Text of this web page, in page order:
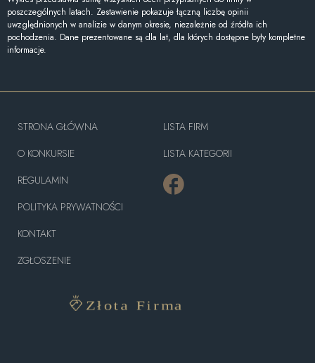
poszczególnych latach. Zestawienie pokazuje łączną liczbę opinii
uwzględnionych w analizie w danym okresie, niezależnie od źródła ich
pochodzenia. Dane prezentowane są dla lat, dla których dostępne były kompletne
informacje.
STRONA GŁÓWNA
O KONKURSIE
REGULAMIN
POLITYKA PRYWATNOŚCI
KONTAKT
ZGŁOSZENIE
LISTA FIRM
LISTA KATEGORII